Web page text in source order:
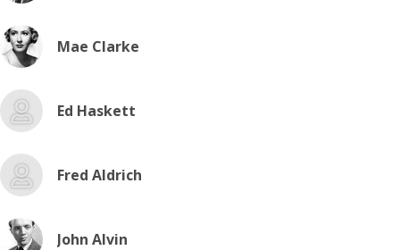
Mae Clarke
Ed Haskett
Fred Aldrich
John Alvin